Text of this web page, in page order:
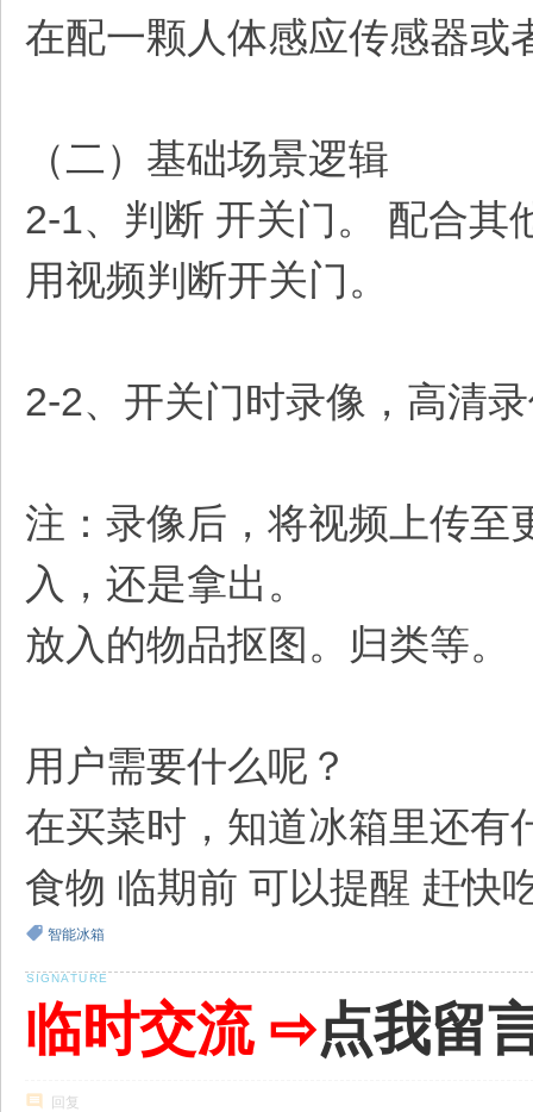
在配一颗人体感应传感器或
（二）基础场景逻辑
2-1、判断 开关门。 配合其
用视频判断开关门。
2-2、开关门时录像，高清
注：录像后，将视频上传至
入，还是拿出。
放入的物品抠图。归类等。
用户需要什么呢？
在买菜时，知道冰箱里还有
食物 临期前 可以提醒 赶快
智能冰箱
临时交流 ⇨点我留
回复